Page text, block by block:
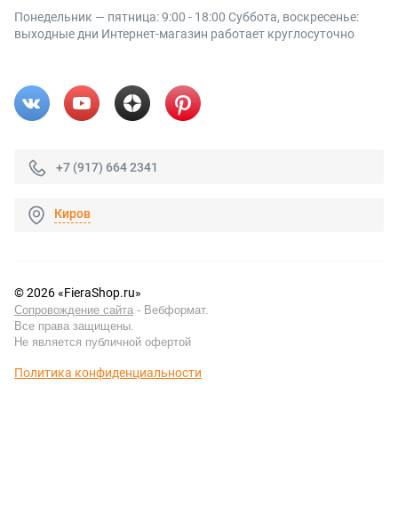
Понедельник — пятница: 9:00 - 18:00 Суббота, воскресенье:
выходные дни Интернет-магазин работает круглосуточно
+7 (917) 664 2341
Киров
© 2026 «FieraShop.ru»
Сопровождение сайта - Вебформат.
Все права защищены.
Не является публичной офертой
Политика конфиденциальности